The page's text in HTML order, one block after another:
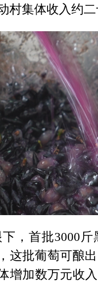
村集体收入约
下，首批3000
这批葡萄可酿
增加数万元收